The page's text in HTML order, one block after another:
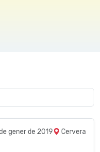
gener de 2019 Cervera